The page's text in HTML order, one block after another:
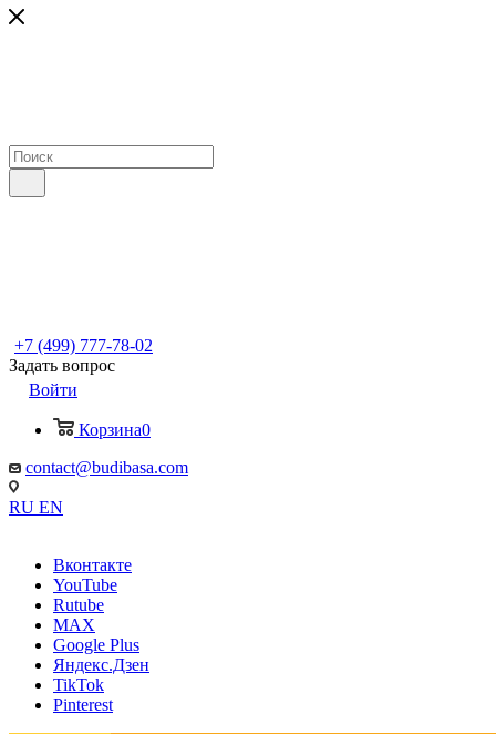
+7 (499) 777-78-02
Задать вопрос
Войти
Корзина0
contact@budibasa.com
RU EN
Вконтакте
YouTube
Rutube
MAX
Google Plus
Яндекс.Дзен
TikTok
Pinterest